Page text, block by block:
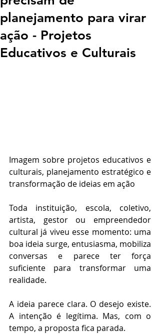
planejamento para virar
ação - Projetos
Educativos e Culturais
Imagem sobre projetos educativos e
culturais, planejamento estratégico e
transformação de ideias em ação
Toda instituição, escola, coletivo,
artista, gestor ou empreendedor
cultural já viveu esse momento: uma
boa ideia surge, entusiasma, mobiliza
conversas e parece ter força
suficiente para transformar uma
realidade.
A ideia parece clara. O desejo existe.
A intenção é legítima. Mas, com o
tempo, a proposta fica parada.